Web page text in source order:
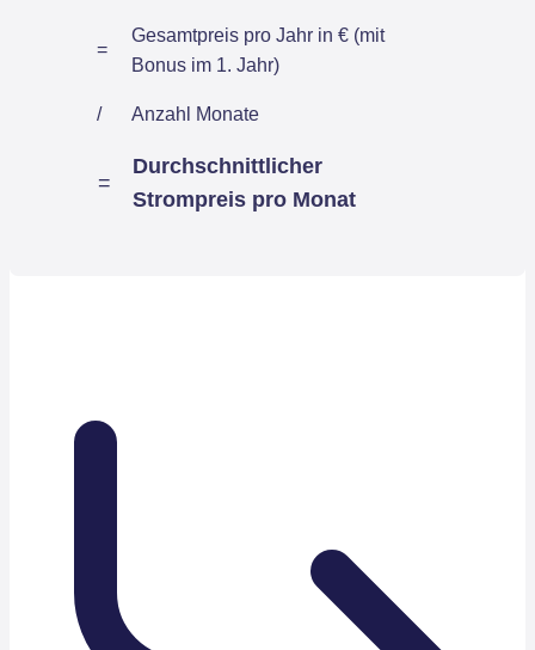
=
Gesamtpreis pro Jahr in € (mit
Bonus im 1. Jahr)
/ Anzahl Monate
=
Durchschnittlicher
Strompreis pro Monat